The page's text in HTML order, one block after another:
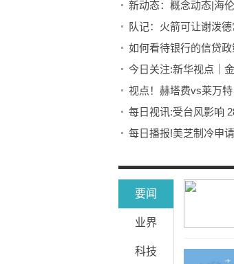
新动态：概念动态|海
队记：火箭可让谢泼
如何看待银行的信贷
今日关注:新华视点｜
视点！赫塔费vs莱万
每日视讯:受台风影响
每日播报!美芝制冷申
要闻
业界
科技